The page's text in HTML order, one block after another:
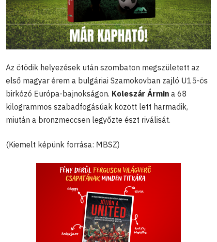
Az ötödik helyezések után szombaton megszületett az
első magyar érem a bulgáriai Szamokovban zajló U15-ös
birkózó Európa-bajnokságon. Koleszár Ármin a 68
kilogrammos szabadfogásúak között lett harmadik,
miután a bronzmeccsen legyőzte észt riválisát.
(Kiemelt képünk forrása: MBSZ)